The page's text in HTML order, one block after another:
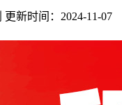
更新时间：2024-11-07